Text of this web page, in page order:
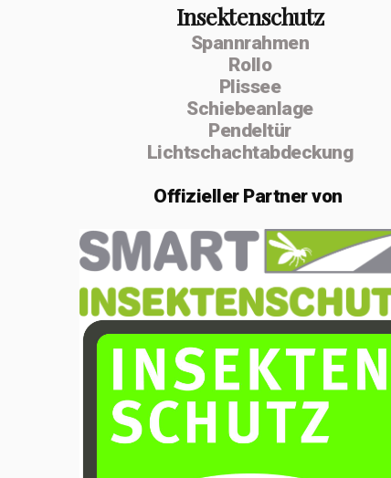
Insektenschutz
Spannrahmen
Rollo
Plissee
Schiebeanlage
Pendeltür
Lichtschachtabdeckung
OffiziellerPartner von
Im Februar 2020
gründete ich die
Einzelfirma